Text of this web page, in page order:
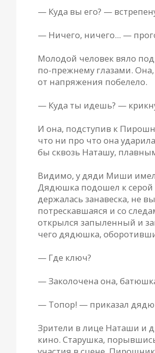
— Куда вы его? —
— Ничего, ничего... —
Молодой человек вяло
по-прежнему глазами.
от напряжения побелело.
— Куда ты идешь? —
И она, подступив к
что ни про что она
бы сквозь Наташу,
Видимо, у дяди Миши
Дядюшка подошел к серой
держалась занавеска, не
потрескавшаяся и со
открылся запыленный и
чего дядюшка,
— Где ключ?
— Заколочена она,
— Топор! — приказал
Зрители в лице Наташи и
кино. Старушка,